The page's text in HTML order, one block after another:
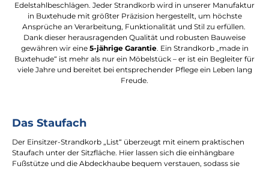
Edelstahlbeschlägen. Jeder Strandkorb wird in unserer Manufaktur
in Buxtehude mit größter Präzision hergestellt, um höchste
Ansprüche an Verarbeitung, Funktionalität und Stil zu erfüllen.
Dank dieser herausragenden Qualität und robusten Bauweise
gewähren wir eine 5-jährige Garantie. Ein Strandkorb „made in
Buxtehude“ ist mehr als nur ein Möbelstück – er ist ein Begleiter für
viele Jahre und bereitet bei entsprechender Pflege ein Leben lang
Freude.
Das Staufach
Der Einsitzer-Strandkorb „List“ überzeugt mit einem praktischen
Staufach unter der Sitzfläche. Hier lassen sich die einhängbare
Fußstütze und die Abdeckhaube bequem verstauen, sodass sie